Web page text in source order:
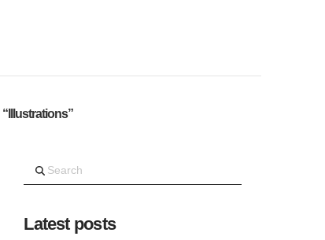
“Illustrations”
Search
Latest posts